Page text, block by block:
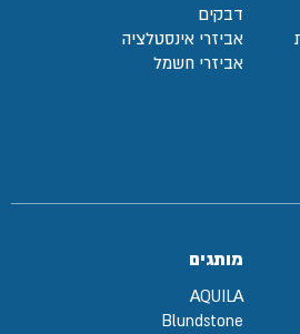
דבקים
אביזרי אינסטלציה
אביזרי חשמל
מותגים
AQUILA
Blundstone